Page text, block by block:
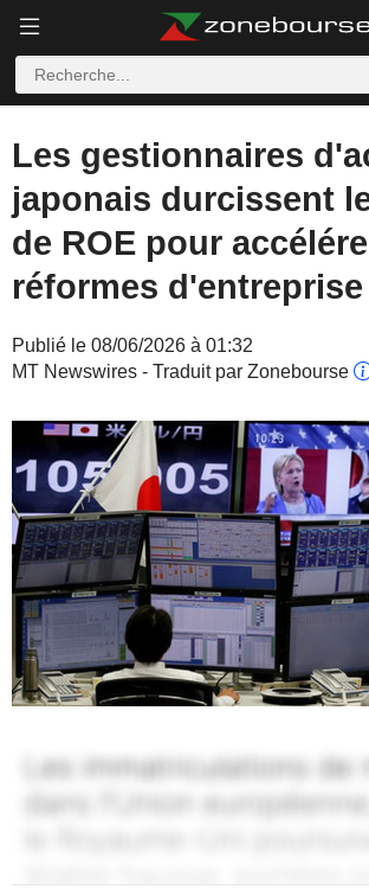
Les gestionnaires
japonais durcissent
de ROE pour
réformes d'entreprise
Publié le 08/06/2026 à 01:32
MT Newswires - Traduit par Zonebourse